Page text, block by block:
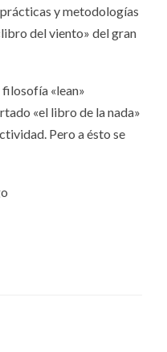
y metodologías
del viento» del gran
filosofía «lean»
«el libro de la nada»
Pero a ésto se